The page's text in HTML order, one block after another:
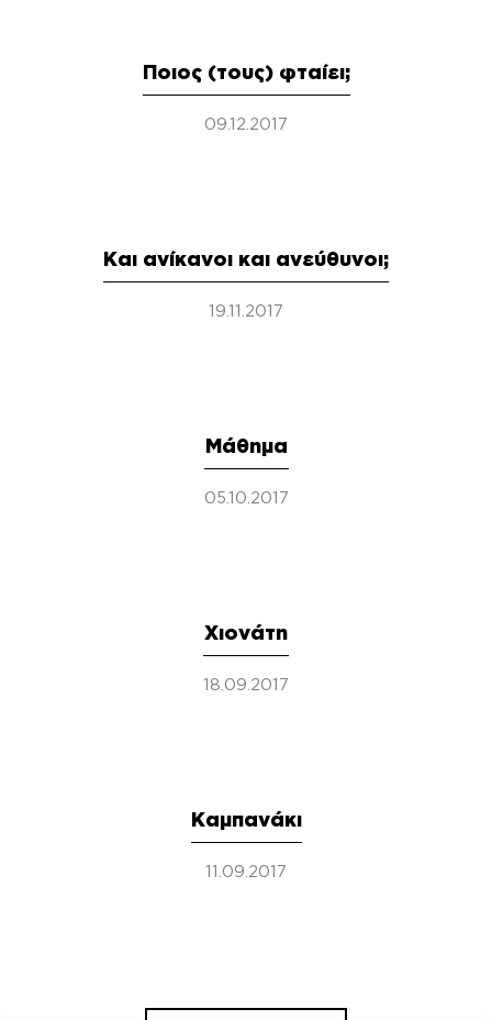
Ποιος (τους) φταίει;
09.12.2017
Και ανίκανοι και ανεύθυνοι;
19.11.2017
Μάθημα
05.10.2017
Χιονάτη
18.09.2017
Καμπανάκι
11.09.2017